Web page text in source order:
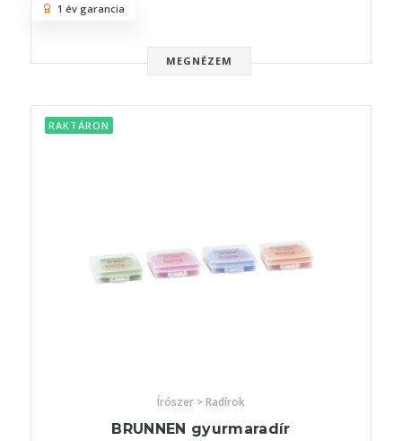
MEGNÉZEM
1 év garancia
RAKTÁRON
Írószer > Radírok
BRUNNEN gyurmaradír